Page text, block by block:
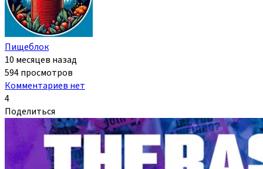
Пищеблок
10 месяцев назад
594 просмотров
Комментариев нет
4
Поделиться